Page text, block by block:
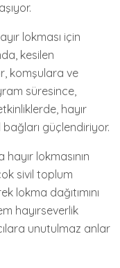
lokması için
kesilen
komşulara ve
süresince,
hayır
güçlendiriyor.
hayır lokmasının
sivil toplum
lokma dağıtımını
hayırseverlik
unutulmaz anlar